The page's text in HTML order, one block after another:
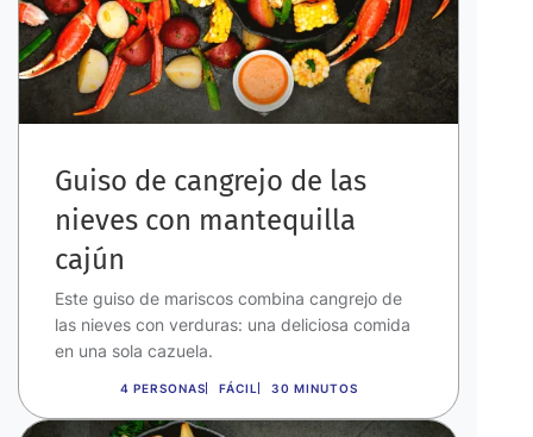
Guiso de cangrejo de las
nieves con mantequilla
cajún
Este guiso de mariscos combina cangrejo de
las nieves con verduras: una deliciosa comida
en una sola cazuela.
4 PERSONAS FÁCIL 30 MINUTOS
Imagen